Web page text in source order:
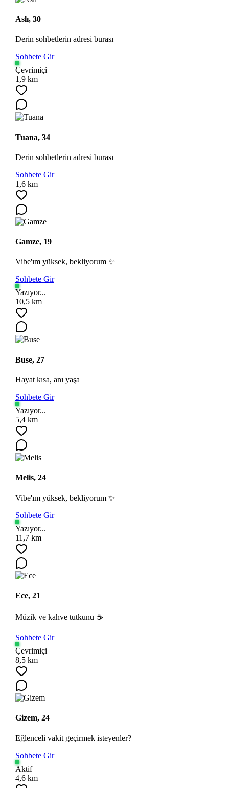
Aslı, 30
Derin sohbetlerin adresi burası
Sohbete Gir
Çevrimiçi
1,9 km
Tuana, 34
Derin sohbetlerin adresi burası
Sohbete Gir
1,6 km
Gamze, 19
Vibe'ım yüksek, bekliyorum ✨
Sohbete Gir
Yazıyor...
10,5 km
Buse, 27
Hayat kısa, anı yaşa
Sohbete Gir
Yazıyor...
5,4 km
Melis, 24
Vibe'ım yüksek, bekliyorum ✨
Sohbete Gir
Yazıyor...
11,7 km
Ece, 21
Müzik ve kahve tutkunu ☕
Sohbete Gir
Çevrimiçi
8,5 km
Gizem, 24
Eğlenceli vakit geçirmek isteyenler?
Sohbete Gir
Aktif
4,6 km